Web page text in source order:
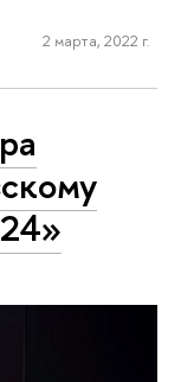
2 марта, 2022 г.